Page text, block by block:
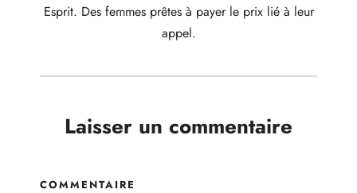
Esprit. Des femmes prêtes à payer le prix lié à leur
appel.
Laisser un commentaire
COMMENTAIRE